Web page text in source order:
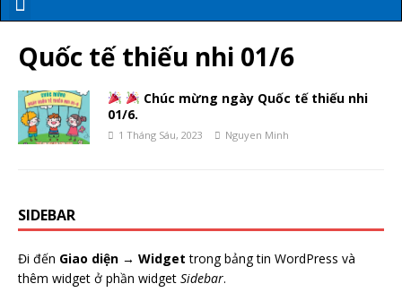
Quốc tế thiếu nhi 01/6
Chúc mừng ngày Quốc tế thiếu nhi
01/6.
1 Tháng Sáu, 2023 Nguyen Minh
SIDEBAR
Đi đến Giao diện → Widget trong bảng tin WordPress và
thêm widget ở phần widget Sidebar.